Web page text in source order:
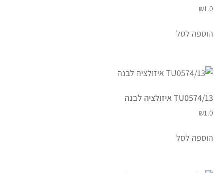
₪1.0
הוספה לסל
TU0574/13 איזולציה לבנה
₪1.0
הוספה לסל